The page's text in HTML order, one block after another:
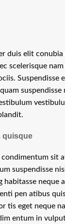
duis elit conubia
scelerisque nam
Suspendisse
suspendisse
quisque
condimentum sit
suspendisse
habitasse neque
pen atibus
tis eget neque
entum in